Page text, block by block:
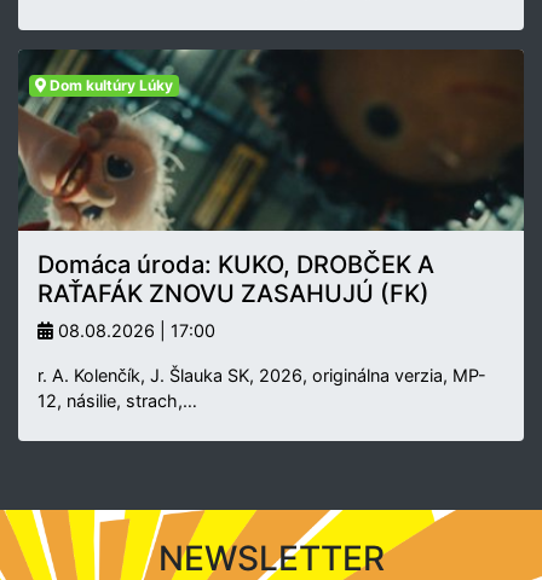
Dom kultúry Lúky
Domáca úroda: KUKO, DROBČEK A
RAŤAFÁK ZNOVU ZASAHUJÚ (FK)
08.08.2026 | 17:00
r. A. Kolenčík, J. Šlauka SK, 2026, originálna verzia, MP-
12, násilie, strach,…
NEWSLETTER